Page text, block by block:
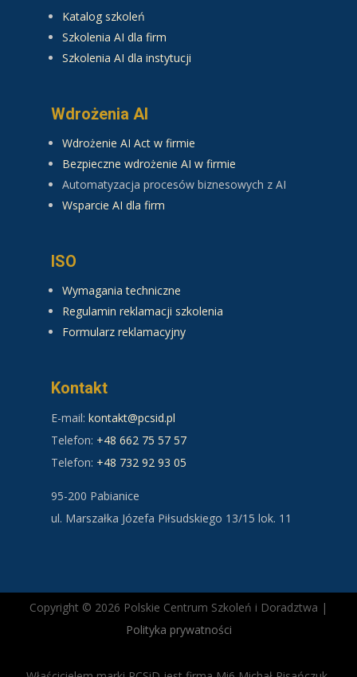
Katalog szkoleń
Szkolenia AI dla firm
Szkolenia AI dla instytucji
Wdrożenia AI
Wdrożenie AI Act w firmie
Bezpieczne wdrożenie AI w firmie
Automatyzacja procesów biznesowych z AI
Wsparcie AI dla firm
ISO
Wymagania techniczne
Regulamin reklamacji szkolenia
Formularz reklamacyjny
Kontakt
E-mail: kontakt@pcsid.pl
Telefon: +48 662 75 57 57
Telefon: +48 732 92 93 05
95-200 Pabianice
ul. Marszałka Józefa Piłsudskiego 13/15 lok. 11
Copyright © 2026 Polskie Centrum Szkoleń i Doradztwa |
Polityka prywatności